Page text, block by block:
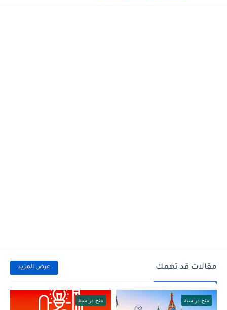
مقالات قد تهمك عرض المزيد
منح دراسية منح دراسية